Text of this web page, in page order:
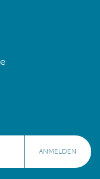
ANMELDEN